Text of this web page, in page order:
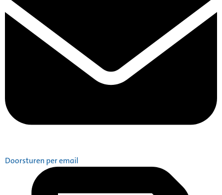
Doorsturen per email